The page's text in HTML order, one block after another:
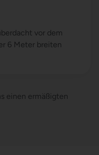
vor dem
6 Meter breiten
einen ermäßigten